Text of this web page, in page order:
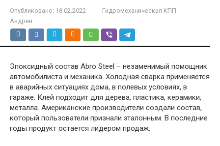
Опубликовано: 18.02.2022
Гидромеханическая КПП
Андрей
Эпоксидный состав Abro Steel – незаменимый помощник
автомобилиста и механика. Холодная сварка применяется
в аварийных ситуациях дома, в полевых условиях, в
гараже. Клей подходит для дерева, пластика, керамики,
металла. Американские производители создали состав,
который пользователи признали эталонным. В последние
годы продукт остается лидером продаж.